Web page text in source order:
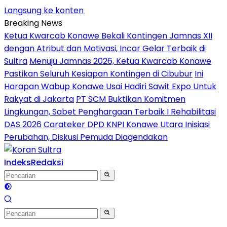
Langsung ke konten
Breaking News
Ketua Kwarcab Konawe Bekali Kontingen Jamnas XII
dengan Atribut dan Motivasi, Incar Gelar Terbaik di
Sultra Menuju Jamnas 2026, Ketua Kwarcab Konawe
Pastikan Seluruh Kesiapan Kontingen di Cibubur Ini
Harapan Wabup Konawe Usai Hadiri Sawit Expo Untuk
Rakyat di Jakarta PT SCM Buktikan Komitmen
Lingkungan, Sabet Penghargaan Terbaik I Rehabilitasi
DAS 2026Carateker DPD KNPI Konawe Utara Inisiasi
Perubahan, Diskusi Pemuda Diagendakan
IndeksRedaksi